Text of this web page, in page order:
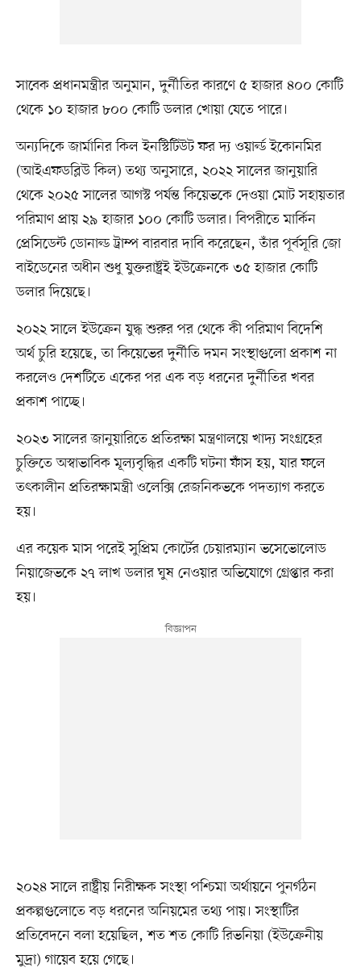
সাবেক প্রধানমন্ত্রীর অনুমান, দুর্নীতির কারণে ৫ হাজার ৪০০ কোটি
থেকে ১০ হাজার ৮০০ কোটি ডলার খোয়া যেতে পারে।
অন্যদিকে জার্মানির কিল ইনস্টিটিউট ফর দ্য ওয়ার্ল্ড ইকোনমির
(আইএফডব্লিউ কিল) তথ্য অনুসারে, ২০২২ সালের জানুয়ারি
থেকে ২০২৫ সালের আগস্ট পর্যন্ত কিয়েভকে দেওয়া মোট সহায়তার
পরিমাণ প্রায় ২৯ হাজার ১০০ কোটি ডলার। বিপরীতে মার্কিন
প্রেসিডেন্ট ডোনাল্ড ট্রাম্প বারবার দাবি করেছেন, তাঁর পূর্বসূরি জো
বাইডেনের অধীন শুধু যুক্তরাষ্ট্রই ইউক্রেনকে ৩৫ হাজার কোটি
ডলার দিয়েছে।
২০২২ সালে ইউক্রেন যুদ্ধ শুরুর পর থেকে কী পরিমাণ বিদেশি
অর্থ চুরি হয়েছে, তা কিয়েভের দুর্নীতি দমন সংস্থাগুলো প্রকাশ না
করলেও দেশটিতে একের পর এক বড় ধরনের দুর্নীতির খবর
প্রকাশ পাচ্ছে।
২০২৩ সালের জানুয়ারিতে প্রতিরক্ষা মন্ত্রণালয়ে খাদ্য সংগ্রহের
চুক্তিতে অস্বাভাবিক মূল্যবৃদ্ধির একটি ঘটনা ফাঁস হয়, যার ফলে
তৎকালীন প্রতিরক্ষামন্ত্রী ওলেক্সি রেজনিকভকে পদত্যাগ করতে
হয়।
এর কয়েক মাস পরেই সুপ্রিম কোর্টের চেয়ারম্যান ভসেভোলোড
নিয়াজেভকে ২৭ লাখ ডলার ঘুষ নেওয়ার অভিযোগে গ্রেপ্তার করা
হয়।
২০২৪ সালে রাষ্ট্রীয় নিরীক্ষক সংস্থা পশ্চিমা অর্থায়নে পুনর্গঠন
প্রকল্পগুলোতে বড় ধরনের অনিয়মের তথ্য পায়। সংস্থাটির
প্রতিবেদনে বলা হয়েছিল, শত শত কোটি রিভনিয়া (ইউক্রেনীয়
মুদ্রা) গায়েব হয়ে গেছে।